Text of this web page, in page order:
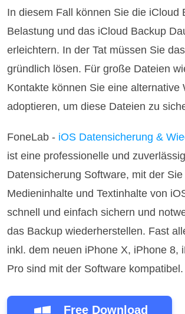
In diesem Fall können Sie die iCloud
Belastung und das iCloud Backup
erleichtern. In der Tat müssen Sie
gründlich lösen. Für große Dateien
Kontakte können Sie eine alternative
adoptieren, um diese Dateien zu
FoneLab - iOS Datensicherung &
ist eine professionelle und
Datensicherung Software, mit der Sie
Medieninhalte und Textinhalte von
schnell und einfach sichern und
das Backup wiederherstellen. Fast
inkl. dem neuen iPhone X, iPhone 8,
Pro sind mit der Software kompatibel.
Free Download